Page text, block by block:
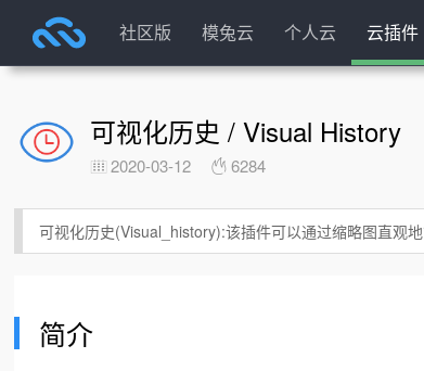
社区版 模兔云 个人云 云插件
可视化历史 / Visual History
2020-03-12 6284
可视化历史(Visual_history):该插件可以通过缩略图直观
简介